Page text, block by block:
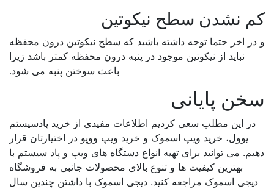
نشدن سطح نیکوتین
اخر حتما توجه داشته باشید که سطح نیکوتین درون محفظه
نباید از نیکوتین موجود در پنبه درون محفظه کمتر باشد زیرا
باعث سوختن پنبه می شود.
پایانی
در این مطلب سعی کردیم اطلاعات مفیدی از خرید پادسیستم
یوول، خرید ویپ اسموک و خرید ویپ ووپو در اختیارتان قرار
می توانید برای تهیه انواع دستگاه های ویپ و پاد سیستم با
بهترین کیفیت ها و تنوع بالای محصولات جانبی به فروشگاه
اسموک مراجعه کنید. دیجی اسموک با داشتن چندین سال